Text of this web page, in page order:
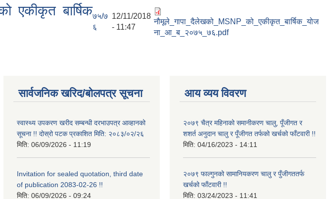
एकीकृत बार्षिक७५/७
६
12/11/2018
- 11:47
नौमूले_गापा_दैलेखको_MSNP_को_एकीकृत_बार्षिक_योज
ना_आ_ब_२०७५_७६.pdf
सार्वजनिक खरिद/बोलपत्र सूचना
स्वास्थ्य उपकरण खरीद सम्बन्धी दरभाउपत्र आव्हानको
सूचना !! दोस्रो पटक प्रकाशित मिति: २०८३/०२/२६
मिति: 06/09/2026 - 11:19
Invitation for sealed quotation, third date
of publication 2083-02-26 !!
मिति: 06/09/2026 - 09:24
आय व्यय विवरण
२०७९ चैत्र महिनाको समानीकरण चालु, पूँजीगत र
शशर्त अनुदान चालु र पूँजीगत तर्फको खर्चको फाँटवारी !!
मिति: 04/16/2023 - 14:11
२०७९ फाल्गुनको सामानियकरण चालु र पुँजीगततर्फ
खर्चको फाँटवारी !!
मिति: 03/24/2023 - 11:41